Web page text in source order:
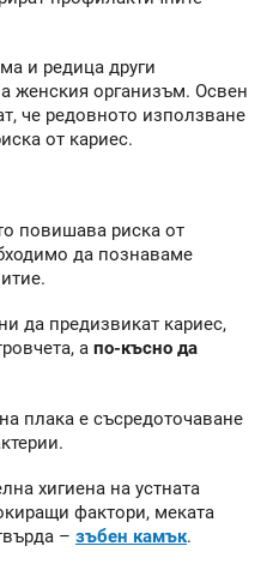
и редица други
женския организъм. Освен
че редовното използване
от кариес.
повишава риска от
да познаваме
да предизвикат кариес,
а по-късно да
плака е съсредоточаване
хигиена на устната
фактори, меката
– зъбен камък.